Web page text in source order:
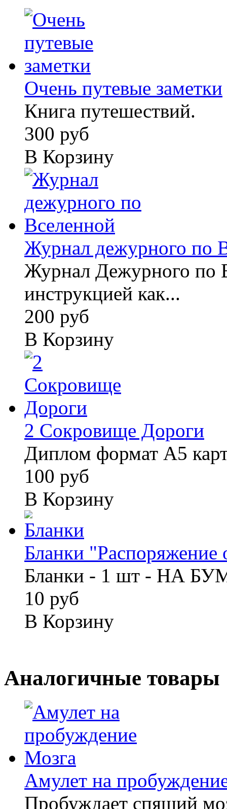
Очень путевые заметки
Книга путешествий.
300 руб
В Корзину
Журнал дежурного по
Журнал Дежурного по
инструкцией как...
200 руб
В Корзину
2 Сокровище Дороги
Диплом формат А5
100 руб
В Корзину
Бланки "Распоряжение
Бланки - 1 шт - НА
10 руб
В Корзину
Аналогичные товары
Амулет на
Пробуждает спящий